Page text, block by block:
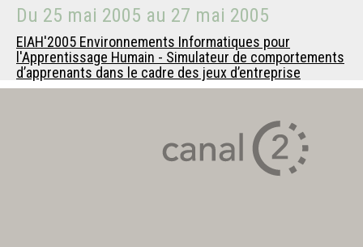
Du 25 mai 2005 au 27 mai 2005
EIAH'2005 Environnements Informatiques pour
l'Apprentissage Humain - Simulateur de comportements
d’apprenants dans le cadre des jeux d’entreprise